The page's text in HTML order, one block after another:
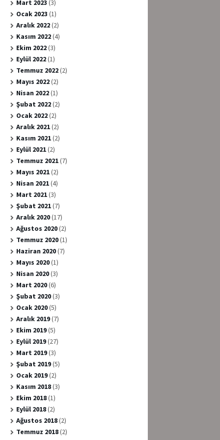
Mart 2023 (3)
Ocak 2023 (1)
Aralık 2022(2)
Kasım 2022(4)
Ekim 2022(3)
Eylül 2022(1)
Temmuz 2022(2)
Mayıs 2022(2)
Nisan 2022(1)
Şubat 2022(2)
Ocak 2022(2)
Aralık 2021(2)
Kasım 2021(2)
Eylül 2021(2)
Temmuz 2021(7)
Mayıs 2021(2)
Nisan 2021(4)
Mart 2021(3)
Şubat 2021(7)
Aralık 2020(17)
Ağustos 2020(2)
Temmuz 2020(1)
Haziran 2020(7)
Mayıs 2020(1)
Nisan 2020(3)
Mart 2020(6)
Şubat 2020(3)
Ocak 2020(5)
Aralık 2019(7)
Ekim 2019(5)
Eylül 2019(27)
Mart 2019(3)
Şubat 2019(5)
Ocak 2019(2)
Kasım 2018(3)
Ekim 2018(1)
Eylül 2018(2)
Ağustos 2018(2)
Temmuz 2018(2)